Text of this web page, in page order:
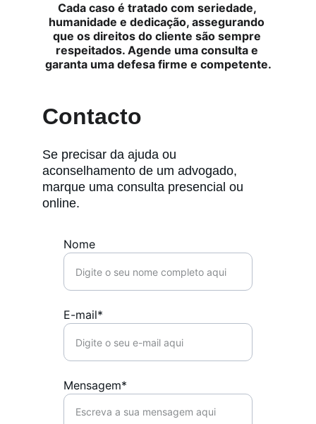
Cada caso é tratado com seriedade,
humanidade e dedicação, assegurando
que os direitos do cliente são sempre
respeitados. Agende uma consulta e
garanta uma defesa firme e competente.
Contacto
Se precisar da ajuda ou
aconselhamento de um advogado,
marque uma consulta presencial ou
online.
Nome
E-mail*
Mensagem*